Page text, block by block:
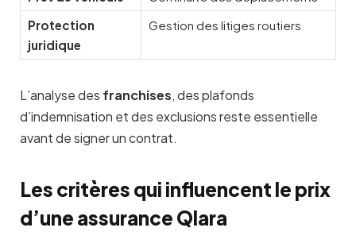
Protection
juridique
Gestion des litiges routiers
L’analyse des franchises, des plafonds
d’indemnisation et des exclusions reste essentielle
avant de signer un contrat.
Les critères qui influencent le prix
d’une assurance Qlara